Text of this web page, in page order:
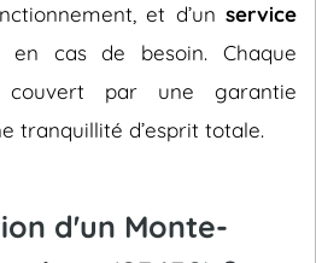
et d’un service
cas de besoin. Chaque
couvert par une garantie
tranquillité d’esprit totale.
d'un Monte-